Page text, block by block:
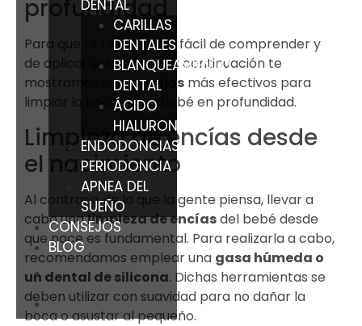
DENTAL
CARILLAS
DENTALES
BLANQUEAMIENTO
DENTAL
ÁCIDO
HIALURONICO
ENDODONCIAS
PERIODONCIA
APNEA DEL
SUEÑO
CONSEJOS
BLOG
profundidad
Para que te resulte más fácil de comprender y
de aplicar esta acción, a continuación te
mostramos losconsejos más efectivos para
limpiar la boca de un bebé en profundidad.
Limpieza de encías desde
el nacimiento
Al contrario de lo que la gente piensa, llevar a
cabo unalimpieza de encíasdel bebé desde
que nace es fundamental. Para realizarla a cabo,
recomendamos emplear una gasa húmeda o
un dental de silicona. Dichas herramientas se
deben utilizar con suavidad para no dañar la
boca o asustar al pequeño.